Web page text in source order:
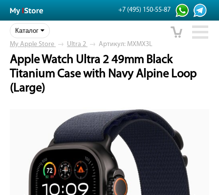
+7 (495) 150-55-87
Каталог
My Apple Store → Ultra 2 → Артикул: MXMX3L
Apple Watch Ultra 2 49mm Black
Titanium Case with Navy Alpine Loop
(Large)